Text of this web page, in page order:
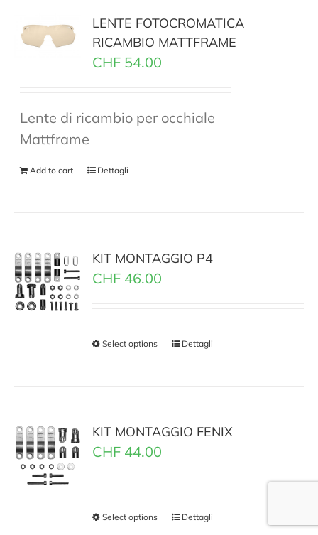
LENTE FOTOCROMATICA
RICAMBIO MATTFRAME
CHF 54.00
Lente di ricambio per occhiale
Mattframe
Add to cart Dettagli
KIT MONTAGGIO P4
CHF 46.00
Select options Dettagli
KIT MONTAGGIO FENIX
CHF 44.00
Select options Dettagli